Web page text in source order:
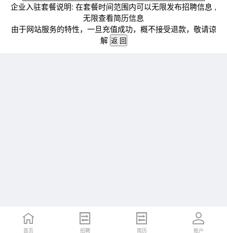
企业入驻套餐说明: 在套餐时间范围内可以无限发布招聘信息 ,
无限查看简历信息
由于网站服务的特性，一旦充值成功，概不接受退款，敬请谅
解
首页 招聘 简历 账户